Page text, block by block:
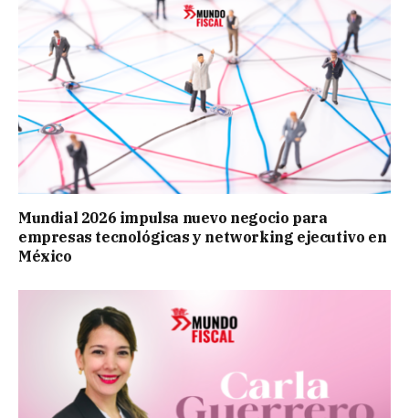
Mundial 2026 impulsa nuevo negocio para
empresas tecnológicas y networking ejecutivo en
México